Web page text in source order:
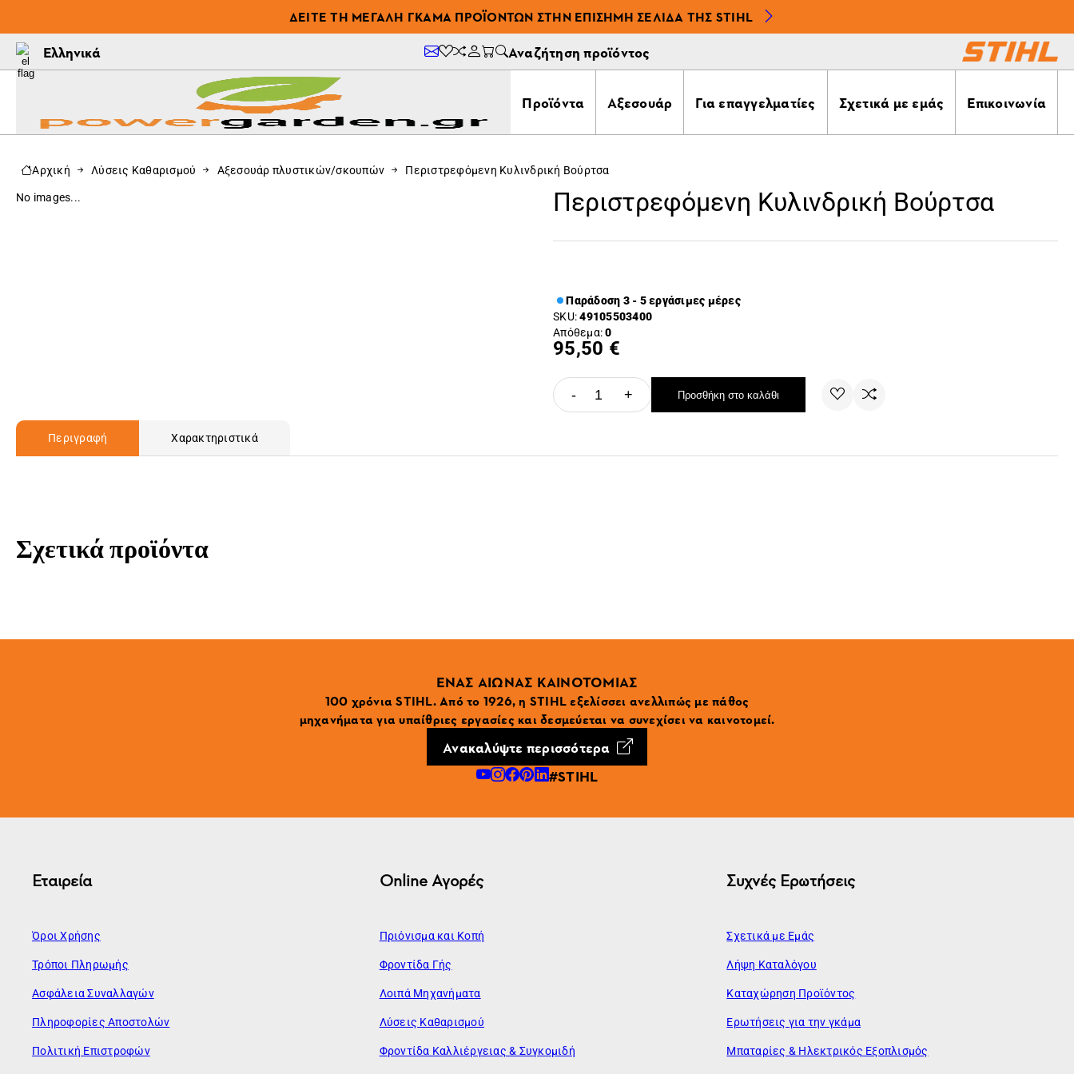
ΔΕΊΤΕ ΤΗ ΜΕΓΆΛΗ ΓΚΆΜΑ ΠΡΟΪΌΝΤΩΝ ΣΤΗΝ ΕΠΊΣΗΜΗ ΣΕΛΊΔΑ ΤΗΣ STIHL
Ελληνικά Αναζήτηση προϊόντος
Προϊόντα Αξεσουάρ Για επαγγελματίες Σχετικά με εμάς Επικοινωνία
Αρχική Λύσεις Καθαρισμού Αξεσουάρ πλυστικών/σκουπών Περιστρεφόμενη Κυλινδρική Βούρτσα
No images... Περιστρεφόμενη Κυλινδρική Βούρτσα
Παράδοση 3 - 5 εργάσιμες μέρες
SKU:49105503400
Απόθεμα:0
95,50 €
- + Προσθήκη στο καλάθι
Περιγραφή Χαρακτηριστικά
Σχετικά προϊόντα
ΕΝΑΣ ΑΙΩΝΑΣ ΚΑΙΝΟΤΟΜΙΑΣ
100 χρόνια STIHL. Από το 1926, η STIHL εξελίσσει ανελλιπώς με πάθος
μηχανήματα για υπαίθριες εργασίες και δεσμεύεται να συνεχίσει να καινοτομεί.
Ανακαλύψτε περισσότερα
#STIHL
Εταιρεία
Όροι Χρήσης
Τρόποι Πληρωμής
Ασφάλεια Συναλλαγών
Πληροφορίες Αποστολών
Πολιτική Επιστροφών
Online Αγορές
Πριόνισμα και Κοπή
Φροντίδα Γής
Λοιπά Μηχανήματα
Λύσεις Καθαρισμού
Φροντίδα Καλλιέργειας & Συγκομιδή
Συχνές Ερωτήσεις
Σχετικά με Εμάς
Λήψη Καταλόγου
Καταχώρηση Προϊόντος
Ερωτήσεις για την γκάμα
Μπαταρίες & Ηλεκτρικός Εξοπλισμός